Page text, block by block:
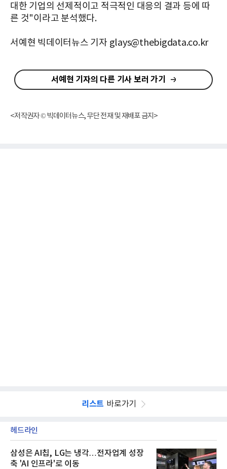
대한 기업의 선제적이고 적극적인 대응의 결과 등에 따
른 것"이라고 분석했다.
서예현 빅데이터뉴스 기자 glays@thebigdata.co.kr
서예현 기자의 다른 기사 보러 가기
<저작권자 © 빅데이터뉴스, 무단 전재 및 재배포 금지>
리스트 바로가기
헤드라인
삼성은 AI칩, LG는 냉각…전자업계 성장
축 'AI 인프라'로 이동